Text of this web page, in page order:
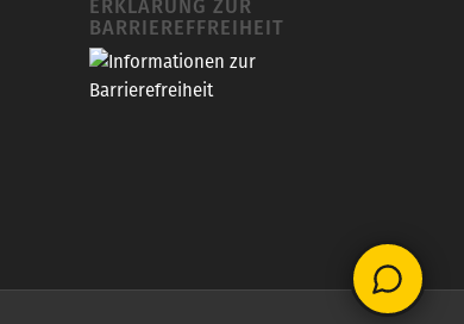
BARRIEREFFREIHEIT